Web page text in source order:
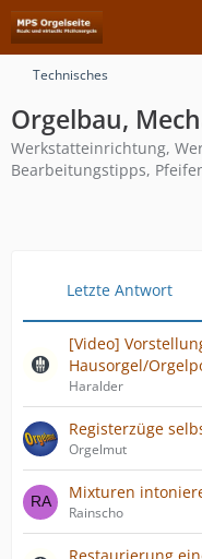
Technisches
Orgelbau,
Werkstatteinrichtung,
Bearbeitungstipps,
Letzte Antwort
[Video]
Hausorgel/
Haralder
Registerzüge
Orgelmut
Mixturen
Rainscho